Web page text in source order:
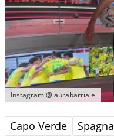
Instagram @laurabarriale
Capo Verde Spagna